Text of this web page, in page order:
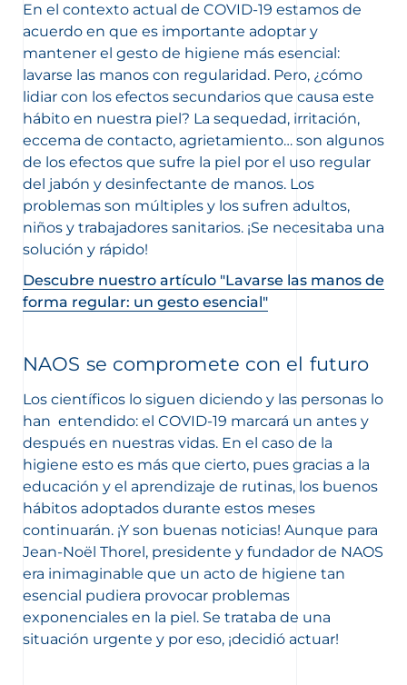
En el contexto actual de COVID-19 estamos de
acuerdo en que es importante adoptar y
mantener el gesto de higiene más esencial:
lavarse las manos con regularidad. Pero, ¿cómo
lidiar con los efectos secundarios que causa este
hábito en nuestra piel? La sequedad, irritación,
eccema de contacto, agrietamiento… son algunos
de los efectos que sufre la piel por el uso regular
del jabón y desinfectante de manos. Los
problemas son múltiples y los sufren adultos,
niños y trabajadores sanitarios. ¡Se necesitaba una
solución y rápido!
Descubre nuestro artículo "Lavarse las manos de
forma regular: un gesto esencial"
NAOS se compromete con el futuro
Los científicos lo siguen diciendo y las personas lo
han entendido: el COVID-19 marcará un antes y
después en nuestras vidas. En el caso de la
higiene esto es más que cierto, pues gracias a la
educación y el aprendizaje de rutinas, los buenos
hábitos adoptados durante estos meses
continuarán. ¡Y son buenas noticias! Aunque para
Jean-Noël Thorel, presidente y fundador de NAOS
era inimaginable que un acto de higiene tan
esencial pudiera provocar problemas
exponenciales en la piel. Se trataba de una
situación urgente y por eso, ¡decidió actuar!